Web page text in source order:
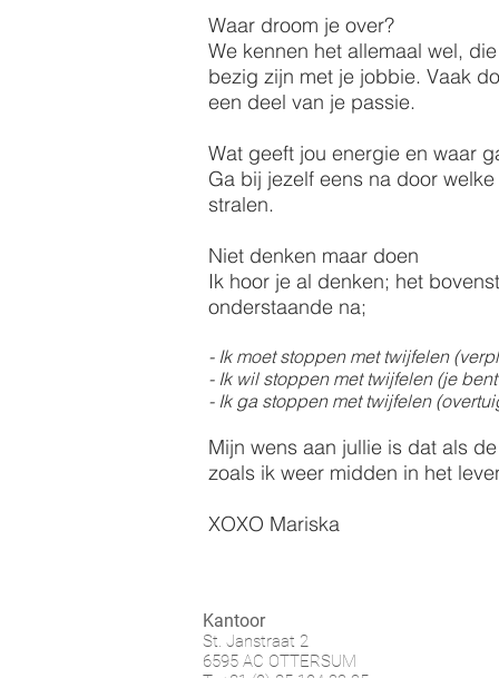
Waar droom je over?
We kennen het allemaal wel,
bezig zijn met je jobbie. Vaak
een deel van je passie.
Wat geeft jou energie en waar
Ga bij jezelf eens na door
stralen.
Niet denken maar doen
Ik hoor je al denken; het
onderstaande na;
- Ik moet stoppen met twijfelen
- Ik wil stoppen met twijfelen (je
- Ik ga stoppen met twijfelen
Mijn wens aan jullie is dat als
zoals ik weer midden in het
XOXO Mariska
Kantoor
St. Janstraat 2
6595 AC OTTERSUM